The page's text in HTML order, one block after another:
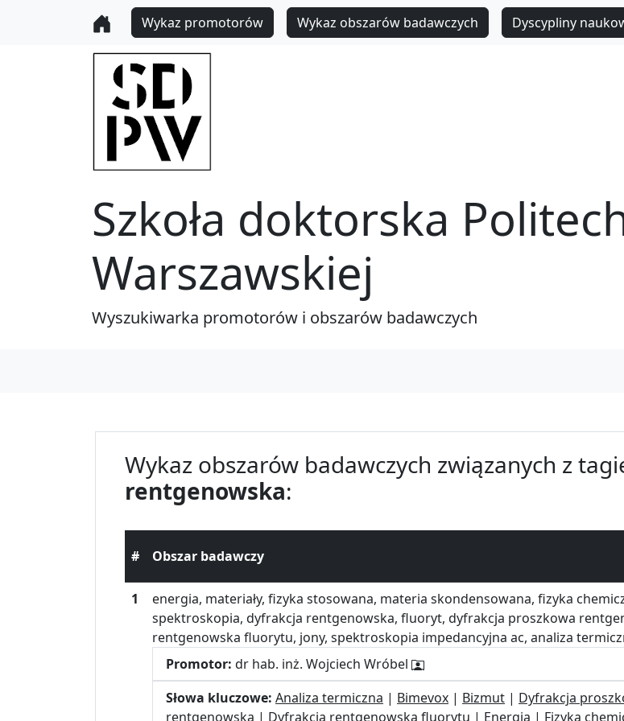
Wykaz promotorów Wykaz obszarów badawczych Dyscypliny
Szkoła doktorska
Warszawskiej
Wyszukiwarka promotorów i obszarów badawczych
Wykaz obszarów badawczych związanych z
rentgenowska:
# Obszar badawczy
1
energia, materiały, fizyka stosowana, materia skondensowana, fizyka
spektroskopia, dyfrakcja rentgenowska, fluoryt, dyfrakcja proszkowa
rentgenowska fluorytu, jony, spektroskopia impedancyjna ac, analiza
Promotor: dr hab. inż. Wojciech Wróbel
Słowa kluczowe: Analiza termiczna | Bimevox | Bizmut | Dyfrakcja
rentgenowska | Dyfrakcja rentgenowska fluorytu | Energia | Fizyka